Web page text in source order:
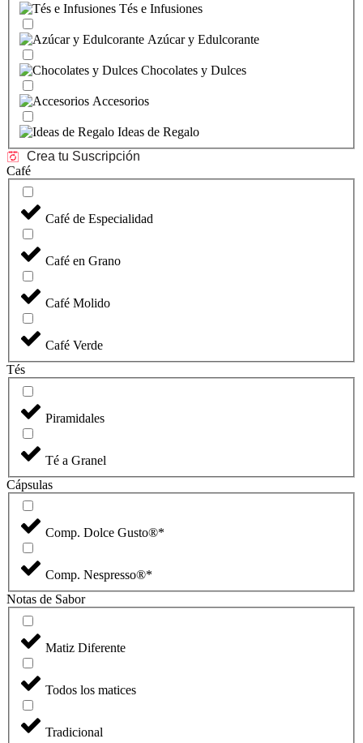
Tés e Infusiones
Azúcar y Edulcorante
Chocolates y Dulces
Accesorios
Ideas de Regalo
Crea tu Suscripción
Café
Café de Especialidad
Café en Grano
Café Molido
Café Verde
Tés
Piramidales
Té a Granel
Cápsulas
Comp. Dolce Gusto®*
Comp. Nespresso®*
Notas de Sabor
Matiz Diferente
Todos los matices
Tradicional